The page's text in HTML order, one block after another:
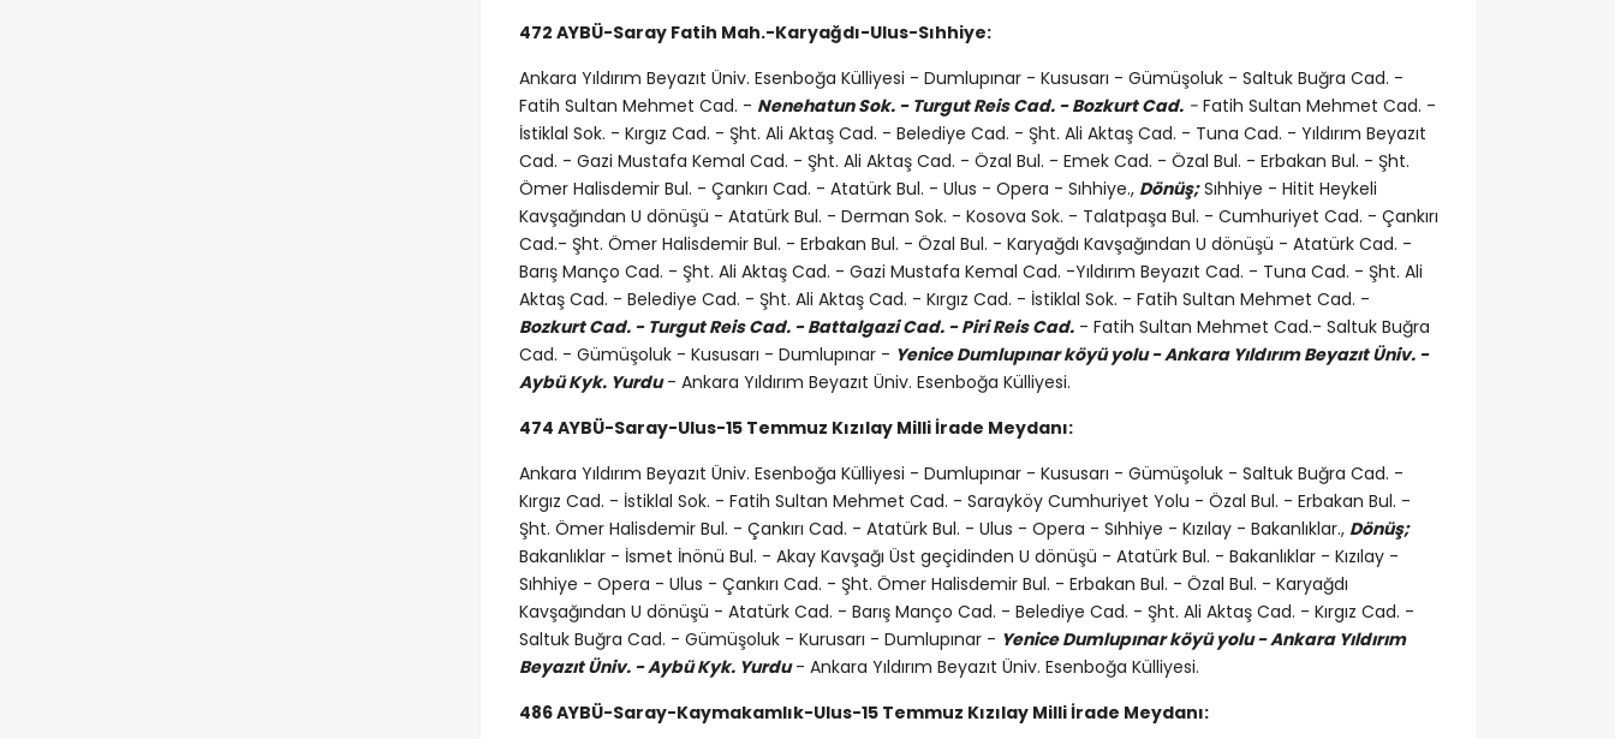
472 AYBÜ-Saray Fatih Mah.-Karyağdı-Ulus-Sıhhiye:
Ankara Yıldırım Beyazıt Üniv. Esenboğa Külliyesi - Dumlupınar - Kususarı - Gümüşoluk - Saltuk Buğra Cad. -
Fatih Sultan Mehmet Cad. - Nenehatun Sok. - Turgut Reis Cad. - Bozkurt Cad. - Fatih Sultan Mehmet Cad. -
İstiklal Sok. - Kırgız Cad. - Şht. Ali Aktaş Cad. - Belediye Cad. - Şht. Ali Aktaş Cad. - Tuna Cad. - Yıldırım Beyazıt
Cad. - Gazi Mustafa Kemal Cad. - Şht. Ali Aktaş Cad. - Özal Bul. - Emek Cad. - Özal Bul. - Erbakan Bul. - Şht.
Ömer Halisdemir Bul. - Çankırı Cad. - Atatürk Bul. - Ulus - Opera - Sıhhiye., Dönüş;Sıhhiye - Hitit Heykeli
Kavşağından U dönüşü - Atatürk Bul. - Derman Sok. - Kosova Sok. - Talatpaşa Bul. - Cumhuriyet Cad. - Çankırı
Cad.- Şht. Ömer Halisdemir Bul. - Erbakan Bul. - Özal Bul. - Karyağdı Kavşağından U dönüşü - Atatürk Cad. -
Barış Manço Cad. - Şht. Ali Aktaş Cad. - Gazi Mustafa Kemal Cad. -Yıldırım Beyazıt Cad. - Tuna Cad. - Şht. Ali
Aktaş Cad. - Belediye Cad. - Şht. Ali Aktaş Cad. - Kırgız Cad. - İstiklal Sok. - Fatih Sultan Mehmet Cad. -
Bozkurt Cad. - Turgut Reis Cad. - Battalgazi Cad. - Piri Reis Cad. - Fatih Sultan Mehmet Cad.- Saltuk Buğra
Cad. - Gümüşoluk - Kususarı - Dumlupınar - Yenice Dumlupınar köyü yolu - Ankara Yıldırım Beyazıt Üniv. -
Aybü Kyk. Yurdu- Ankara Yıldırım Beyazıt Üniv. Esenboğa Külliyesi.
474 AYBÜ-Saray-Ulus-15 Temmuz Kızılay Milli İrade Meydanı:
Ankara Yıldırım Beyazıt Üniv. Esenboğa Külliyesi - Dumlupınar - Kususarı - Gümüşoluk - Saltuk Buğra Cad. -
Kırgız Cad. - İstiklal Sok. - Fatih Sultan Mehmet Cad. - Sarayköy Cumhuriyet Yolu - Özal Bul. - Erbakan Bul. -
Şht. Ömer Halisdemir Bul. - Çankırı Cad. - Atatürk Bul. - Ulus - Opera - Sıhhiye - Kızılay - Bakanlıklar., Dönüş;
Bakanlıklar - İsmet İnönü Bul. - Akay Kavşağı Üst geçidinden U dönüşü - Atatürk Bul. - Bakanlıklar - Kızılay -
Sıhhiye - Opera - Ulus - Çankırı Cad. - Şht. Ömer Halisdemir Bul. - Erbakan Bul. - Özal Bul. - Karyağdı
Kavşağından U dönüşü - Atatürk Cad. - Barış Manço Cad. - Belediye Cad. - Şht. Ali Aktaş Cad. - Kırgız Cad. -
Saltuk Buğra Cad. - Gümüşoluk - Kurusarı - Dumlupınar - Yenice Dumlupınar köyü yolu - Ankara Yıldırım
Beyazıt Üniv. - Aybü Kyk. Yurdu- Ankara Yıldırım Beyazıt Üniv. Esenboğa Külliyesi.
486 AYBÜ-Saray-Kaymakamlık-Ulus-15 Temmuz Kızılay Milli İrade Meydanı: